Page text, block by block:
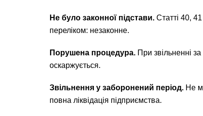
Не було законної підстави. Статті 40,
переліком: незаконне.
Порушена процедура. При звільненні
оскаржується.
Звільнення у заборонений період. Не
повна ліквідація підприємства.